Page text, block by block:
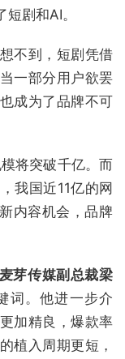
剧和AI。
不到，短剧凭借
一部分用户欲罢
成为了品牌不可
将突破千亿。而
我国近11亿的网
内容机会，品牌
麦芽传媒副总裁梁
词。他进一步介
加精良，爆款率
植入周期更短，